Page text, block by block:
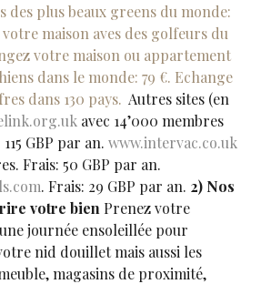
des plus beaux greens du monde:
maison aves des golfeurs du
votre maison ou appartement
dans le monde: 79 €. Echange
dans 130 pays. Autres sites (en
avec 14’000 membres
GBP par an. www.intervac.co.uk
Frais: 50 GBP par an.
. Frais: 29 GBP par an. 2) Nos
votre bien Prenez votre
journée ensoleillée pour
nid douillet mais aussi les
magasins de proximité,